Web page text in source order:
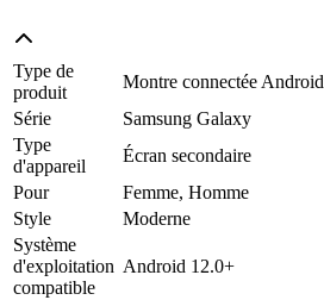
Type de
produit
Montre connectée Android
Série
Samsung Galaxy
Type
d'appareil
Écran secondaire
Pour
Femme, Homme
Style
Moderne
Système
d'exploitation
compatible
Android 12.0+